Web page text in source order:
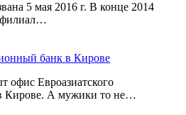
5 мая 2016 г. В конце 2014
филиал…
банк в Кирове
офис Евроазиатского
Кирове. А мужики то не…